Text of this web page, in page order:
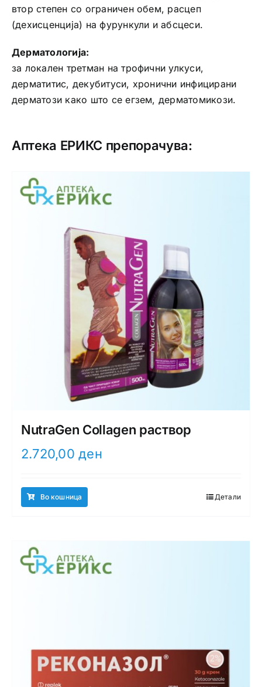
втор степен со ограничен обем, расцеп
(дехисценција) на фурункули и абсцеси.
Дерматологија:
за локален третман на трофични улкуси,
дерматитис, декубитуси, хронични инфицирани
дерматози како што се егзем, дерматомикози.
Аптека ЕРИКС препорачува:
NutraGen Collagen раствор
2.720,00ден
Во кошница Детали